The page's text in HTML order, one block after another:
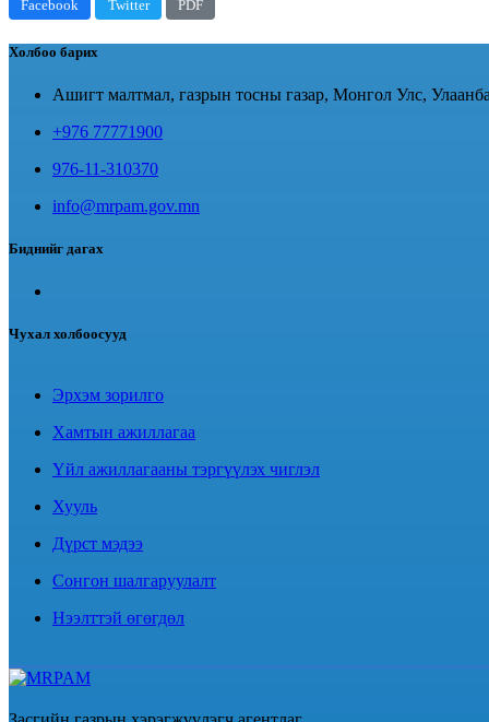
Facebook Twitter PDF
Холбоо барих
Ашигт малтмал, газрын тосны газар, Монгол Улс,
+976 77771900
976-11-310370
info@mrpam.gov.mn
Биднийг дагах
Чухал холбоосууд
Эрхэм зорилго
Хамтын ажиллагаа
Үйл ажиллагааны тэргүүлэх чиглэл
Хууль
Дүрст мэдээ
Сонгон шалгаруулалт
Нээлттэй өгөгдөл